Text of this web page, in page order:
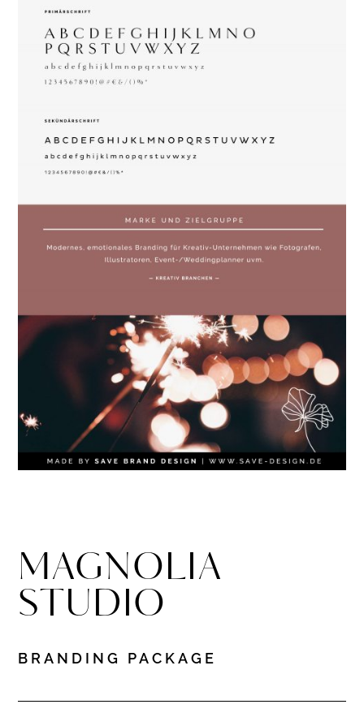
MAGNOLIA
STUDIO
BRANDING PACKAGE